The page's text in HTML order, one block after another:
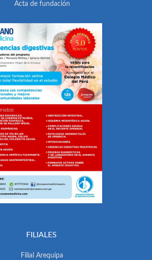
Acta de fundación
FILIALES
Filial Arequipa